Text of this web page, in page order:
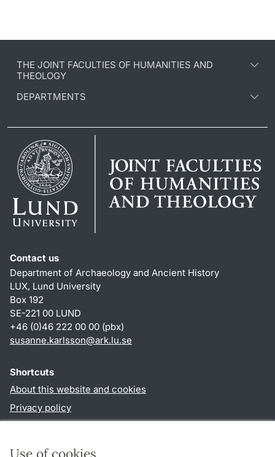
Use of cookies
THE JOINT FACULTIES OF HUMANITIES AND
THEOLOGY
DEPARTMENTS
Contact us
Department of Archaeology and Ancient History
LUX, Lund University
Box 192
SE-221 00 LUND
+46 (0)46 222 00 00 (pbx)
susanne.karlsson@ark.lu.se
Shortcuts
About this website and cookies
Privacy policy